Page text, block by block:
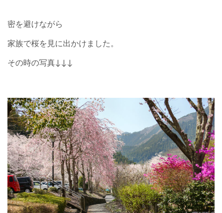
密を避けながら
家族で桜を見に出かけました。
その時の写真↓↓↓